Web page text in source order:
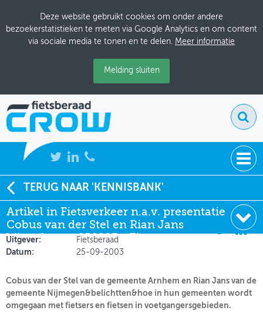
Deze website gebruikt cookies om onder andere
bezoekerstatistieken te meten via Google Analytics en om content
via sociale media te tonen en te delen. Meer informatie
Melding sluiten
NIEUWS
BIJEENKOMSTEN
KENNISBANK
OVER FIETSBERAAD
THEMASITES
TERUG NAAR 'KENNISBANK'
Artikel in Fietsverkeer n.a.v. presentatie
Cobus van der Stel en Rian Jans
bijeenkomst 250903 - Fiet
Soort:
Artikelen Fietsverkeer
Auteur:
Cobus van der Stel, Rian
Jans
Uitgever:
Fietsberaad
Datum:
25-09-2003
Cobus van der Stel van de gemeente Arnhem en Rian Jans van de
gemeente Nijmegen&belichtten&hoe in hun gemeenten wordt
omgegaan met fietsers en fietsen in voetgangersgebieden.